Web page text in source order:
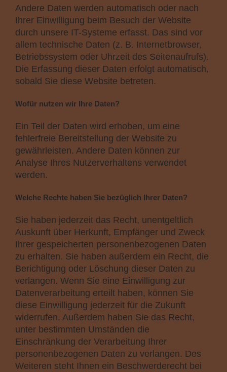
Andere Daten werden automatisch oder nach
Ihrer Einwilligung beim Besuch der Website
durch unsere IT-Systeme erfasst. Das sind vor
allem technische Daten (z. B. Internetbrowser,
Betriebssystem oder Uhrzeit des Seitenaufrufs).
Die Erfassung dieser Daten erfolgt automatisch,
sobald Sie diese Website betreten.
Wofür nutzen wir Ihre Daten?
Ein Teil der Daten wird erhoben, um eine
fehlerfreie Bereitstellung der Website zu
gewährleisten. Andere Daten können zur
Analyse Ihres Nutzerverhaltens verwendet
werden.
Welche Rechte haben Sie bezüglich Ihrer Daten?
Sie haben jederzeit das Recht, unentgeltlich
Auskunft über Herkunft, Empfänger und Zweck
Ihrer gespeicherten personenbezogenen Daten
zu erhalten. Sie haben außerdem ein Recht, die
Berichtigung oder Löschung dieser Daten zu
verlangen. Wenn Sie eine Einwilligung zur
Datenverarbeitung erteilt haben, können Sie
diese Einwilligung jederzeit für die Zukunft
widerrufen. Außerdem haben Sie das Recht,
unter bestimmten Umständen die
Einschränkung der Verarbeitung Ihrer
personenbezogenen Daten zu verlangen. Des
Weiteren steht Ihnen ein Beschwerderecht bei